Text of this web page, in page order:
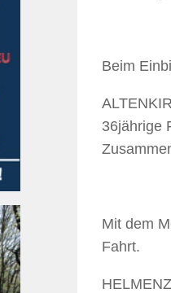
Beim
36jährige
Mit dem
Fahrt.